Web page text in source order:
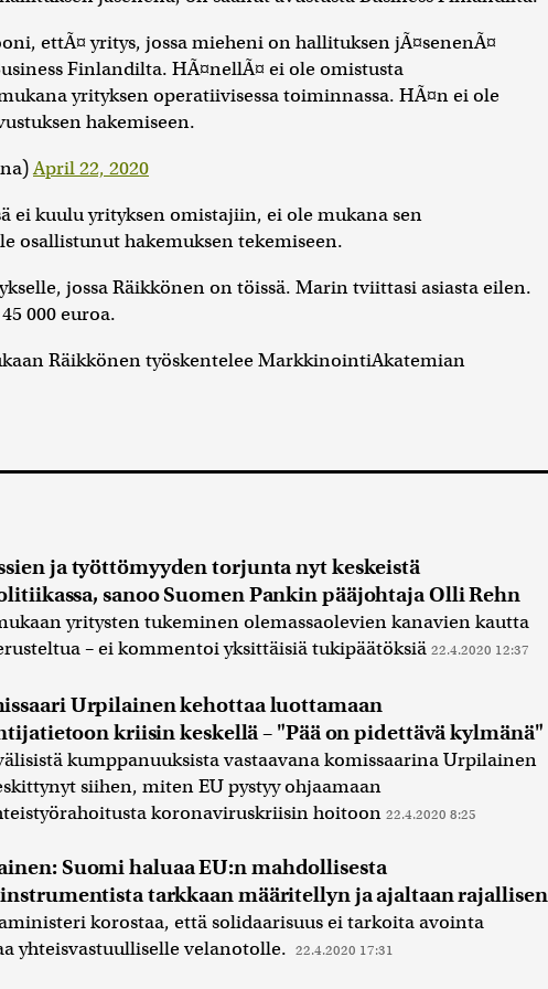
ettÃ¤ yritys, jossa mieheni on hallituksen jÃ¤senenÃ¤
Finlandilta. HÃ¤nellÃ¤ ei ole omistusta
yrityksen operatiivisessa toiminnassa. HÃ¤n ei ole
hakemiseen.
April 22, 2020
ei kuulu yrityksen omistajiin, ei ole mukana sen
osallistunut hakemuksen tekemiseen.
jossa Räikkönen on töissä. Marin tviittasi asiasta eilen.
000 euroa.
Räikkönen työskentelee MarkkinointiAkatemian
ja työttömyyden torjunta nyt keskeistä
sanoo Suomen Pankin pääjohtaja Olli Rehn
yritysten tukeminen olemassaolevien kanavien kautta
– ei kommentoi yksittäisiä tukipäätöksiä 22.4.2020 12:37
Urpilainen kehottaa luottamaan
kriisin keskellä – "Pää on pidettävä kylmänä"
kumppanuuksista vastaavana komissaarina Urpilainen
siihen, miten EU pystyy ohjaamaan
koronaviruskriisin hoitoon 22.4.2020 8:25
Suomi haluaa EU:n mahdollisesta
tarkkaan määritellyn ja ajaltaan rajallisen
korostaa, että solidaarisuus ei tarkoita avointa
yhteisvastuulliselle velanotolle. 22.4.2020 17:31